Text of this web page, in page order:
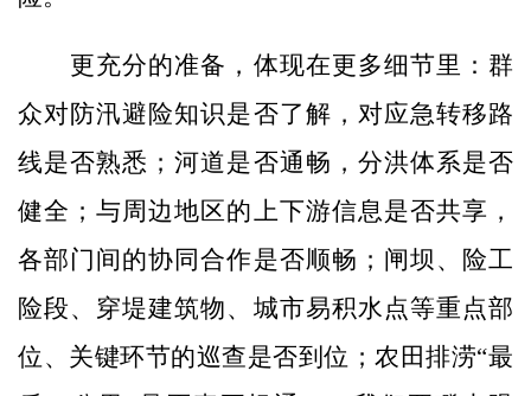
更充分的准备，体现在更多细节里：群
众对防汛避险知识是否了解，对应急转移路
线是否熟悉；河道是否通畅，分洪体系是否
健全；与周边地区的上下游信息是否共享，
各部门间的协同合作是否顺畅；闸坝、险工
险段、穿堤建筑物、城市易积水点等重点部
位、关键环节的巡查是否到位；农田排涝“最